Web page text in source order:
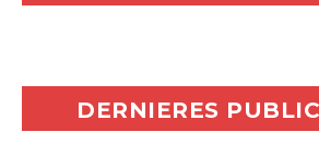
DERNIERES